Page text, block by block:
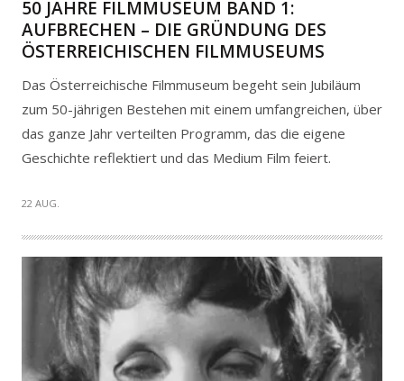
50 JAHRE FILMMUSEUM BAND 1:
AUFBRECHEN – DIE GRÜNDUNG DES
ÖSTERREICHISCHEN FILMMUSEUMS
Das Österreichische Filmmuseum begeht sein Jubiläum
zum 50-jährigen Bestehen mit einem umfangreichen, über
das ganze Jahr verteilten Programm, das die eigene
Geschichte reflektiert und das Medium Film feiert.
22 AUG.